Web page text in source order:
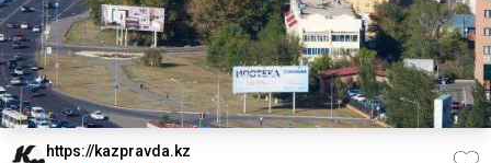
https://kazpravda.kz